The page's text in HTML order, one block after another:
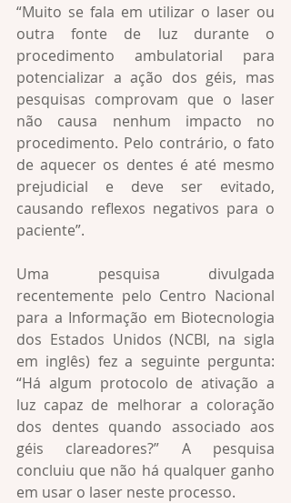
“Muito se fala em utilizar o laser ou
outra fonte de luz durante o
procedimento ambulatorial para
potencializar a ação dos géis, mas
pesquisas comprovam que o laser
não causa nenhum impacto no
procedimento. Pelo contrário, o fato
de aquecer os dentes é até mesmo
prejudicial e deve ser evitado,
causando reflexos negativos para o
paciente”.
Uma pesquisa divulgada
recentemente pelo Centro Nacional
para a Informação em Biotecnologia
dos Estados Unidos (NCBI, na sigla
em inglês) fez a seguinte pergunta:
“Há algum protocolo de ativação a
luz capaz de melhorar a coloração
dos dentes quando associado aos
géis clareadores?” A pesquisa
concluiu que não há qualquer ganho
em usar o laser neste processo.